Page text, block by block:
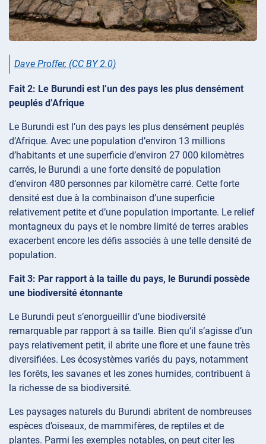
Dave Proffer, (CC BY 2.0)
Fait 2: Le Burundi est l’un des pays les plus densément
peuplés d’Afrique
Le Burundi est l’un des pays les plus densément peuplés
d’Afrique. Avec une population d’environ 13 millions
d’habitants et une superficie d’environ 27 000 kilomètres
carrés, le Burundi a une forte densité de population
d’environ 480 personnes par kilomètre carré. Cette forte
densité est due à la combinaison d’une superficie
relativement petite et d’une population importante. Le relief
montagneux du pays et le nombre limité de terres arables
exacerbent encore les défis associés à une telle densité de
population.
Fait 3: Par rapport à la taille du pays, le Burundi possède
une biodiversité étonnante
Le Burundi peut s’enorgueillir d’une biodiversité
remarquable par rapport à sa taille. Bien qu’il s’agisse d’un
pays relativement petit, il abrite une flore et une faune très
diversifiées. Les écosystèmes variés du pays, notamment
les forêts, les savanes et les zones humides, contribuent à
la richesse de sa biodiversité.
Les paysages naturels du Burundi abritent de nombreuses
espèces d’oiseaux, de mammifères, de reptiles et de
plantes. Parmi les exemples notables, on peut citer les